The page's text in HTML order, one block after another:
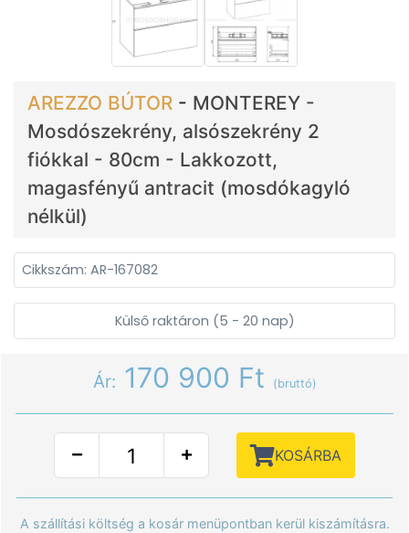
AREZZO BÚTOR - MONTEREY -
Mosdószekrény, alsószekrény 2
fiókkal - 80cm - Lakkozott,
magasfényű antracit (mosdókagyló
nélkül)
Cikkszám: AR-167082
Külső raktáron (5 - 20 nap)
Ár: 170 900 Ft (bruttó)
KOSÁRBA
A szállítási költség a kosár menüpontban kerül kiszámításra.